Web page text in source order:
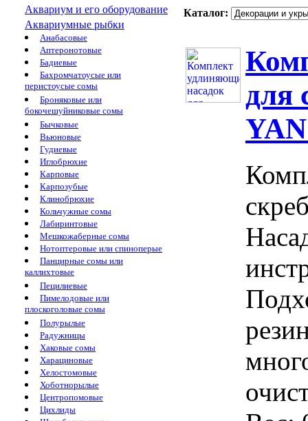
Аквариум и его оборудование
Аквариумные рыбки
Анабасовые
Аптеронотовые
Бадиевые
Бахромчатоусые или
перистоусые сомы
Броняковые или
бокочешуйниковые сомы
Бычковые
Вьюновые
Гудиевые
Иглобрюхие
Карповые
Карпозубые
Клинобрюхие
Кольчужные сомы
Лабиринтовые
Мешкожаберные сомы
Нотоптеровые или спиноперые
Панцирные сомы или
каллихтовые
Пецилиевые
Пимелодовые или
плоскоголовые сомы
Полурылые
Радужницы
Хаковые сомы
Харациновые
Хелостомовые
Хоботнорылые
Центропомовые
Цихлиды
Каталог:
для